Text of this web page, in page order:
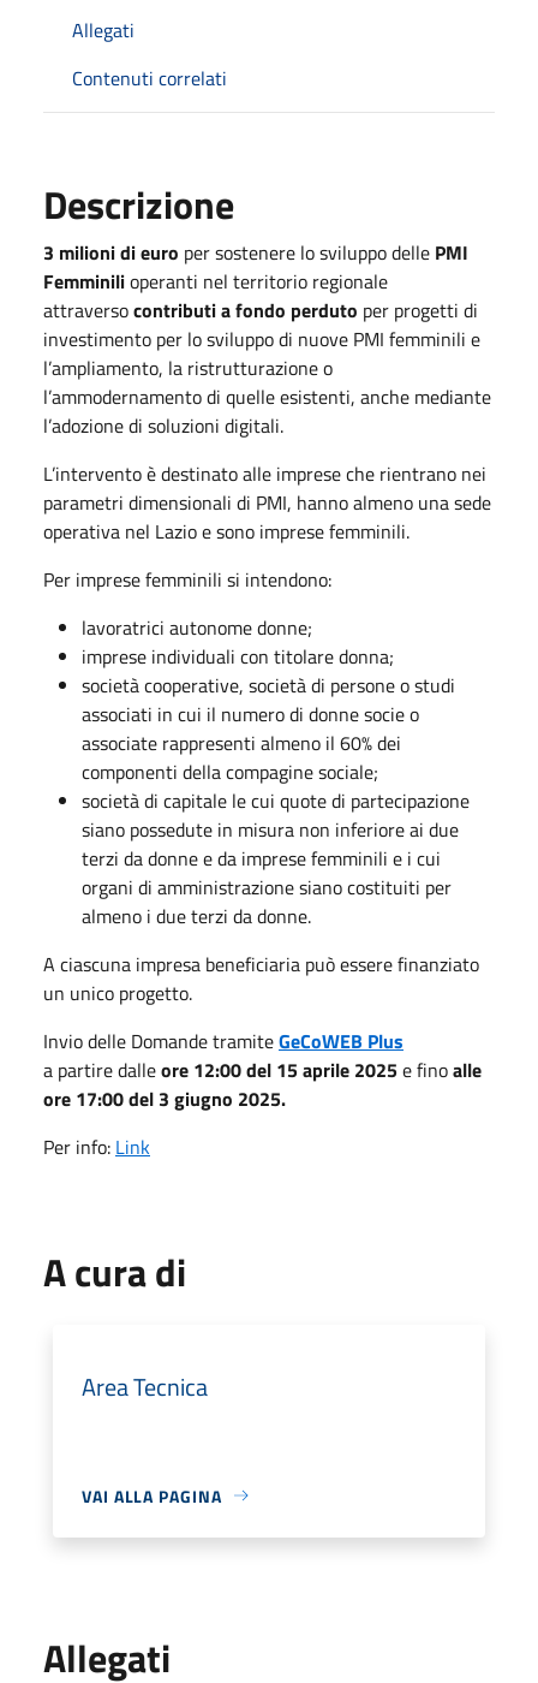
Allegati
Contenuti correlati
Descrizione
3 milioni di euro per sostenere lo sviluppo delle PMI
Femminilioperanti nel territorio regionale
attraversocontributi a fondo perduto per progetti di
investimento per lo sviluppo di nuove PMI femminili e
l’ampliamento, la ristrutturazione o
l’ammodernamento di quelle esistenti, anche mediante
l’adozione di soluzioni digitali.
L’intervento è destinato alle imprese che rientrano nei
parametri dimensionali di PMI, hanno almeno una sede
operativa nel Lazio e sono imprese femminili.
Per imprese femminili si intendono:
lavoratrici autonome donne;
imprese individuali con titolare donna;
società cooperative, società di persone o studi
associati in cui il numero di donne socie o
associate rappresenti almeno il 60% dei
componenti della compagine sociale;
società di capitale le cui quote di partecipazione
siano possedute in misura non inferiore ai due
terzi da donne e da imprese femminili e i cui
organi di amministrazione siano costituiti per
almeno i due terzi da donne.
A ciascuna impresa beneficiaria può essere finanziato
un unico progetto.
Invio delle Domande tramiteGeCoWEB Plus
a partire dalleore 12:00 del 15 aprile 2025e finoalle
ore 17:00 del 3 giugno 2025.
Per info: Link
A cura di
Area Tecnica
VAI ALLA PAGINA
Allegati